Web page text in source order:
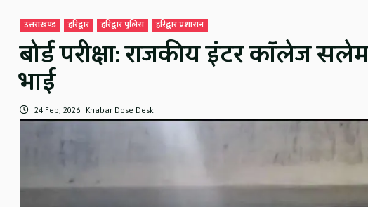
उत्तराखण्ड हरिद्वार हरिद्वार पुलिस हरिद्वार प्रशासन
बोर्ड परीक्षा: राजकीय इंटर कॉलेज
भाई
24 Feb, 2026 Khabar Dose Desk